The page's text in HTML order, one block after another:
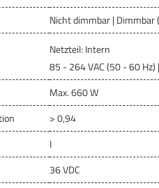
Nicht dimmbar | Dimmbar
Netzteil: Intern
85 - 264 VAC (50 - 60 Hz)
Max. 660 W
> 0,94
I
36 VDC